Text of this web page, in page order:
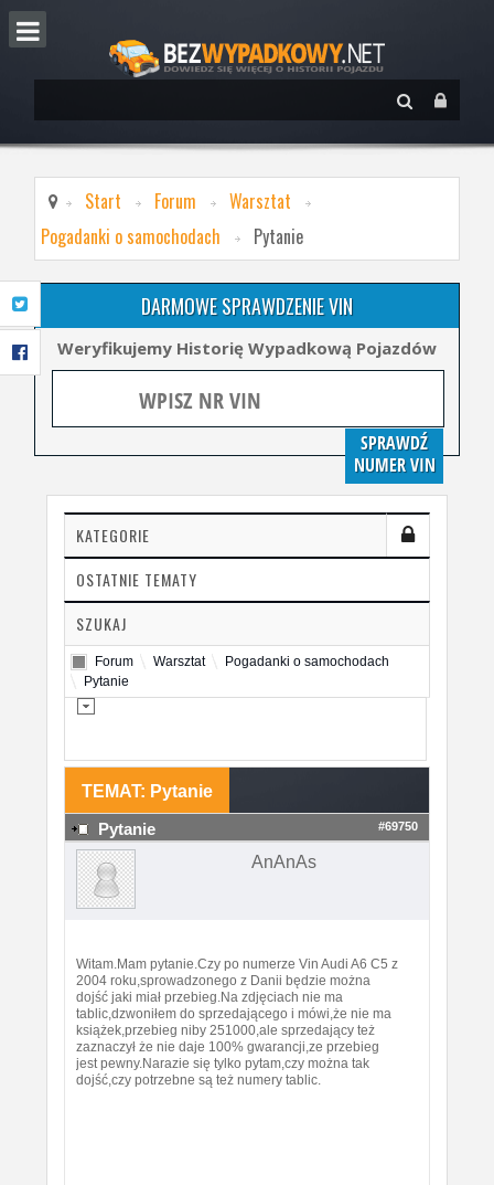
Start Forum
Warsztat
Pogadanki o samochodach
Pytanie
DARMOWE SPRAWDZENIE VIN
Weryfikujemy Historię Wypadkową Pojazdów
SPRAWDŹ
NUMER VIN
KATEGORIE
OSTATNIE TEMATY
SZUKAJ
Forum Warsztat
Pogadanki o samochodach
Pytanie
TEMAT: Pytanie
Pytanie #69750
AnAnAs
Witam.Mam pytanie.Czy po numerze Vin Audi A6 C5 z
2004 roku,sprowadzonego z Danii będzie można
dojść jaki miał przebieg.Na zdjęciach nie ma
tablic,dzwoniłem do sprzedającego i mówi,że nie ma
książek,przebieg niby 251000,ale sprzedający też
zaznaczył że nie daje 100% gwarancji,ze przebieg
jest pewny.Narazie się tylko pytam,czy można tak
dojść,czy potrzebne są też numery tablic.